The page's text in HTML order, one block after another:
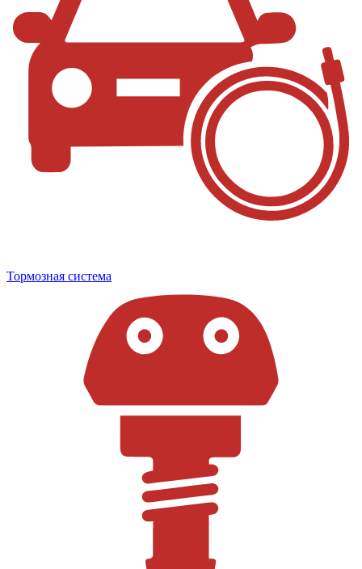
Тормозная система